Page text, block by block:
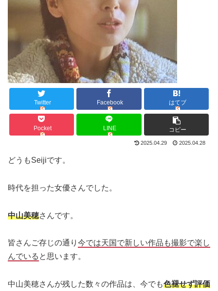
Twitter Facebook はてブ
Pocket LINE コピー
2025.04.29 2025.04.28
どうもSeijiです。
時代を担った女優さんでした。
中山美穂さんです。
皆さんご存じの通り 今では天国で新しい作品も撮影で楽し
んでいる と思います。
中山美穂さんが残した数々の作品は、今でも色褪せず評価